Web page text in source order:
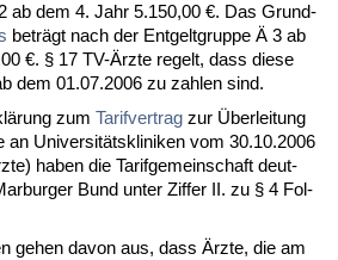
ab dem 4. Jahr 5.150,00 €. Das Grund­
beträgt nach der Ent­gelt­grup­pe Ä 3 ab
€. § 17 TV-Ärz­te re­gelt, dass die­se
dem 01.07.2006 zu zah­len sind.
zum Ta­rif­ver­trag zur Über­lei­tung
an Uni­ver­sitätskli­ni­ken vom 30.10.2006
ha­ben die Ta­rif­ge­mein­schaft deut­
Bund un­ter Zif­fer II. zu § 4 Fol­
ge­hen da­von aus, dass Ärz­te, die am